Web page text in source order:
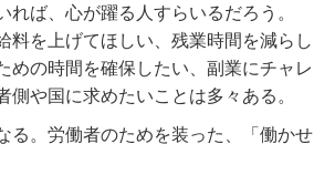
ば、心が躍る人すらいるだろう。
料を上げてほしい、残業時間を減らし
めの時間を確保したい、副業にチャレ
や国に求めたいことは多々ある。
る。労働者のためを装った、「働かせ